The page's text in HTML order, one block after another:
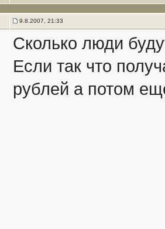
9.8.2007, 21:33
Сколько люди
Если так что
рублей а потом